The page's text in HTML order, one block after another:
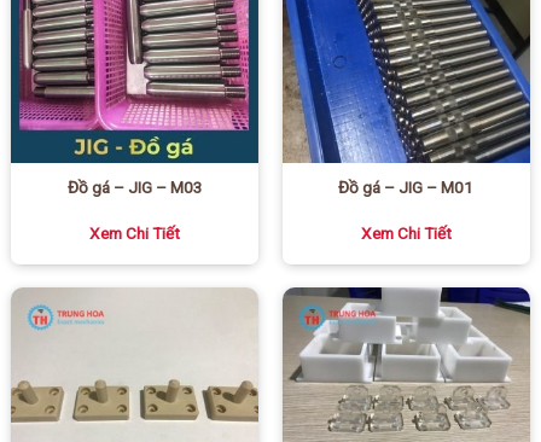
Đồ gá – JIG – M03
Xem Chi Tiết
Đồ gá – JIG – M01
Xem Chi Tiết